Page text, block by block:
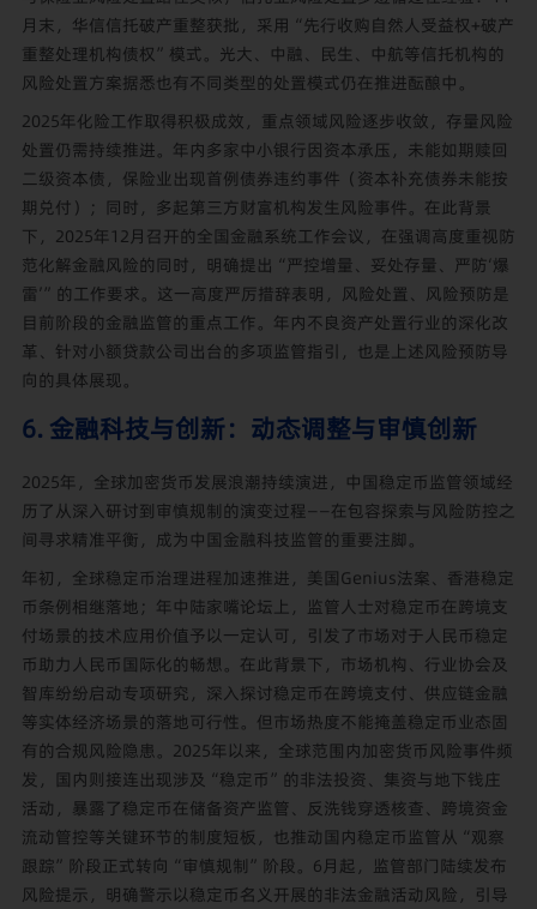
月末，华信信托破产重整获批，采用“先行收购自然人受益权+破产
重整处理机构债权”模式。光大、中融、民生、中航等信托机构的
风险处置方案据悉也有不同类型的处置模式仍在推进酝酿中。
2025年化险工作取得积极成效，重点领域风险逐步收敛，存量风险
处置仍需持续推进。年内多家中小银行因资本承压，未能如期赎回
二级资本债，保险业出现首例债券违约事件（资本补充债券未能按
期兑付）；同时，多起第三方财富机构发生风险事件。在此背景
下，2025年12月召开的全国金融系统工作会议，在强调高度重视防
范化解金融风险的同时，明确提出“严控增量、妥处存量、严防‘爆
雷’”的工作要求。这一高度严厉措辞表明，风险处置、风险预防是
目前阶段的金融监管的重点工作。年内不良资产处置行业的深化改
革、针对小额贷款公司出台的多项监管指引，也是上述风险预防导
向的具体展现。
6. 金融科技与创新：动态调整与审慎创新
2025年，全球加密货币发展浪潮持续演进，中国稳定币监管领域经
历了从深入研讨到审慎规制的演变过程——在包容探索与风险防控之
间寻求精准平衡，成为中国金融科技监管的重要注脚。
年初，全球稳定币治理进程加速推进，美国Genius法案、香港稳定
币条例相继落地；年中陆家嘴论坛上，监管人士对稳定币在跨境支
付场景的技术应用价值予以一定认可，引发了市场对于人民币稳定
币助力人民币国际化的畅想。在此背景下，市场机构、行业协会及
智库纷纷启动专项研究，深入探讨稳定币在跨境支付、供应链金融
等实体经济场景的落地可行性。但市场热度不能掩盖稳定币业态固
有的合规风险隐患。2025年以来，全球范围内加密货币风险事件频
发，国内则接连出现涉及“稳定币”的非法投资、集资与地下钱庄
活动，暴露了稳定币在储备资产监管、反洗钱穿透核查、跨境资金
流动管控等关键环节的制度短板，也推动国内稳定币监管从“观察
跟踪”阶段正式转向“审慎规制”阶段。6月起，监管部门陆续发布
风险提示，明确警示以稳定币名义开展的非法金融活动风险，引导